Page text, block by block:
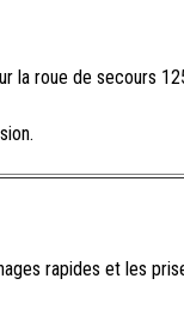
la roue de secours
rapides et les